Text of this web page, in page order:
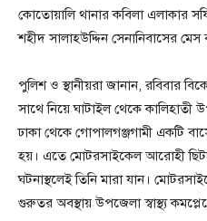
কোতোয়ালি থানার কবিলা এলাকার
শহীদ সালাহউদ্দিন সেনানিবাসের মেস
পুলিশ ও স্থানীয়রা জানান, রবিবার
সাথে নিয়ে ঘাটাইল থেকে কালিহাতী
ঢাকা থেকে গোপালগঞ্জগামী একটি
হয়। এতে মোটরসাইকেল আরোহী
ঘটনাস্থলেই তিনি মারা যান।
গুরুতর অবস্থায় উপজেলা স্বাস্থ্য